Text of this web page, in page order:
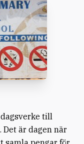
till
är dagen när